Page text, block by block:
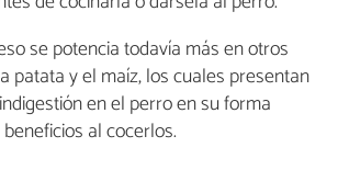
se potencia todavía más en otros
patata y el maíz, los cuales presentan
en el perro en su forma
al cocerlos.